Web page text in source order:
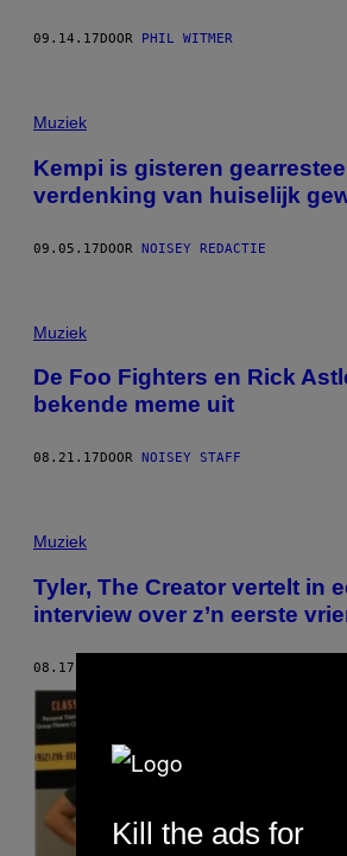
09.14.17 DOOR PHIL WITMER
Muziek
Kempi is gisteren
verdenking van huiselijk
09.05.17DOOR NOISEY REDACTIE
Muziek
De Foo Fighters en Rick
bekende meme uit
08.21.17 DOOR NOISEY STAFF
Muziek
Tyler, The Creator vertelt in
interview over z’n eerste
08.17.17
Kill the ads for